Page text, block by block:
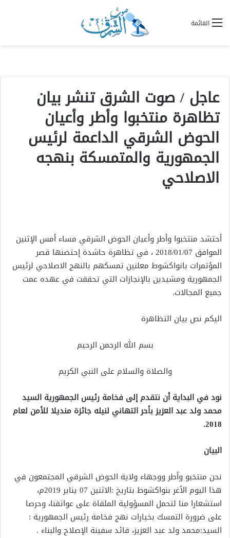
القائمة
عاجل / صوت الشرق تنشر بيان
تظاهرة منتخبوا وأطر وأعيان
الحوض الشرقي الداعمة لرئيس
الجمهورية والمتمسكة بنهجه
الاصلاحي
أحتشد منتخبوا وأطر وأعيان الحوض الشرقي مساء أمس الإثنين
الموافق 2018/01/07 ، في تظاهرة حاشدة إحتضنها قصر
المؤتمرات بانواكشوط معلنين تمسكهم بالنهج الاصلاحي لرئيس
الجمهورية ومشيدين بالإنجازات التي تحققت في عهده عمت
جميع المجالات.
اليكم نص بيان التظاهرة
بسم الله الرحمن الرحيم
والصلاة والسلام على النبي الكريم
نود في البداية أن نتقدم إلى فخامة رئيس الجمهورية السيد
محمد ولد عبد العزيز بأحر التهاني لنيله جائزة منديلا للأمن لعام
2018.
البيان
نحن منتخبو وأطر ووجهاء ولاية الحوض الشرقي المجتمعون في
هذا اليوم الأغر بنواكشوط بتاريخ :الاثنين 07 يناير 2019م،
استشعارا منا لتحمل المسؤولية الملقاة على عواتقنا، وحرصا
على ضرورة التمسك بخيارات نهج فخامة رئيس الجمهورية :
السيد:محمد ولد عبد العزيز، قائد سفينة الإصلاح والبناء .